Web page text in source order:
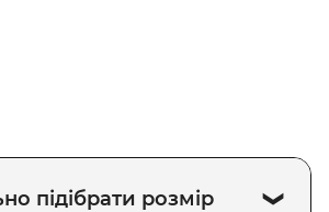
одягом.
вирізом візуально
та підходять для носіння з
стилю.
підібрати розмір